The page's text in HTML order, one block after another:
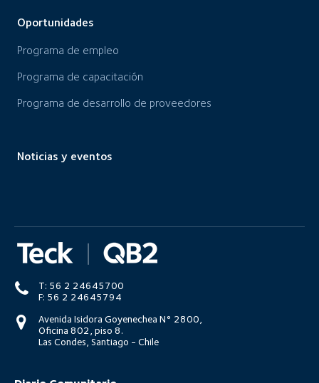
Oportunidades
Programa de empleo
Programa de capacitación
Programa de desarrollo de proveedores
Noticias y eventos
T: 56 2 24645700
F: 56 2 24645794
Avenida Isidora Goyenechea N° 2800,
Oficina 802, piso 8.
Las Condes, Santiago - Chile